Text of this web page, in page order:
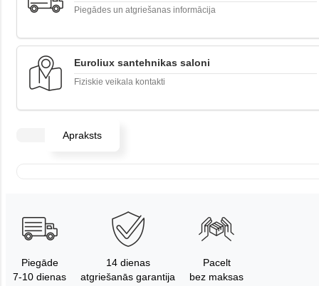
Piegādes un atgriešanas informācija
Euroliux santehnikas saloni
Fiziskie veikala kontakti
Apraksts
Piegāde
7-10 dienas
14 dienas
atgriešanās garantija
Pacelt
bez maksas